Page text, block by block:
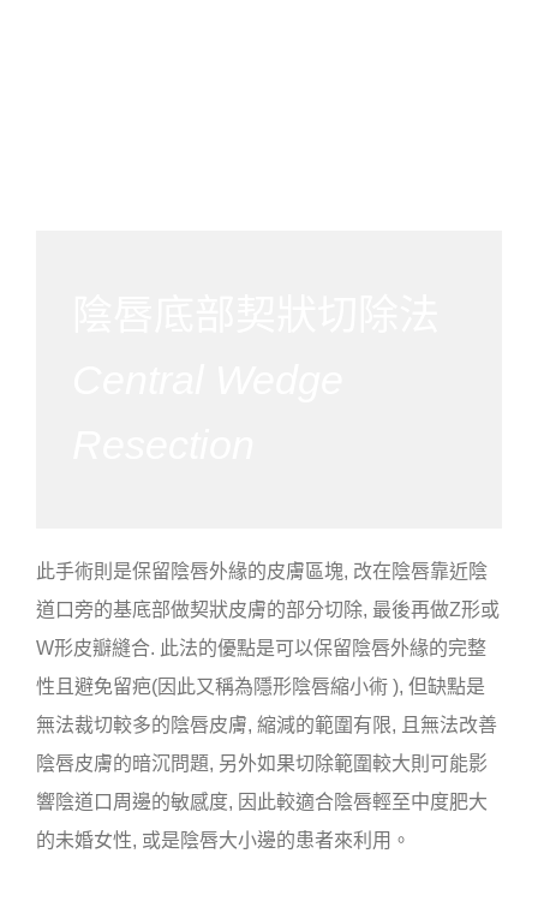
此手術則是保留陰唇外緣的皮膚區塊, 改在陰唇靠近陰
道口旁的基底部做契狀皮膚的部分切除, 最後再做Z形或
W形皮瓣縫合. 此法的優點是可以保留陰唇外緣的完整
性且避免留疤(因此又稱為隱形陰唇縮小術 ), 但缺點是
無法裁切較多的陰唇皮膚, 縮減的範圍有限, 且無法改善
陰唇皮膚的暗沉問題, 另外如果切除範圍較大則可能影
響陰道口周邊的敏感度, 因此較適合陰唇輕至中度肥大
的未婚女性, 或是陰唇大小邊的患者來利用。